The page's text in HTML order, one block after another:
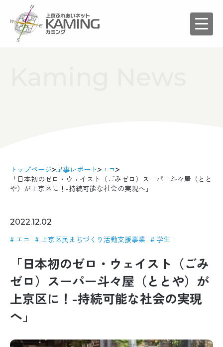
トップページ 記事レポート エコ
「日本初のゼロ・ウェイスト（ごみゼロ）スーパー斗々屋（とと
や）が上京区に！-持続可能な社会の実現へ」
2022.12.02
エコ 上京区民まちづくり活動支援事業 学生
「日本初のゼロ・ウェイスト（ごみ
ゼロ）スーパー斗々屋（ととや）が
上京区に！-持続可能な社会の実現
へ」